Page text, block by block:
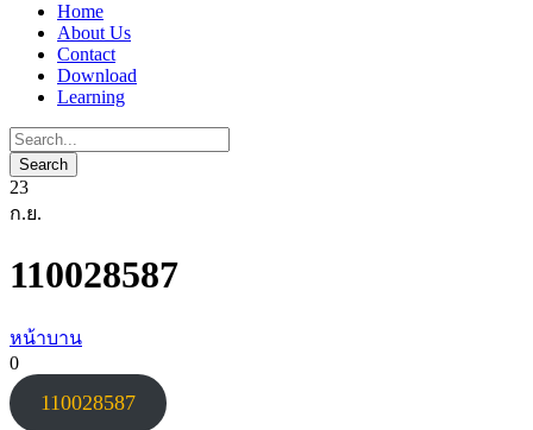
Home
About Us
Contact
Download
Learning
23
ก.ย.
110028587
หน้าบาน
0
110028587